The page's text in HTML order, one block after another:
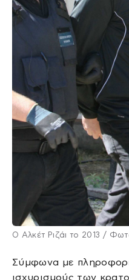
Ο Αλκέτ Ριζάι το 2013 /
Σύμφωνα με
ισχυρισμούς των